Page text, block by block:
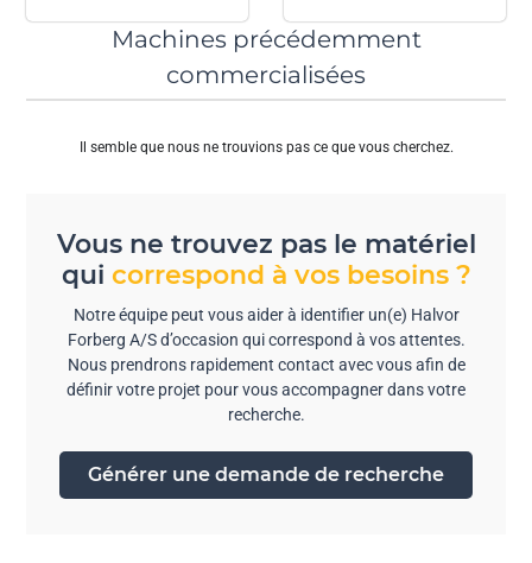
Machines précédemment
commercialisées
Il semble que nous ne trouvions pas ce que vous cherchez.
Vous ne trouvez pas le matériel
qui correspond à vos besoins ?
Notre équipe peut vous aider à identifier un(e) Halvor
Forberg A/S d’occasion qui correspond à vos attentes.
Nous prendrons rapidement contact avec vous afin de
définir votre projet pour vous accompagner dans votre
recherche.
Générer une demande de recherche